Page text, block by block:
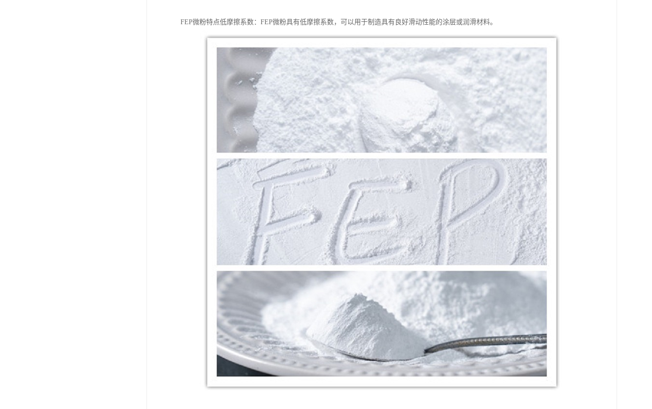
FEP微粉特点低摩擦系数：FEP微粉具有低摩擦系数，可以用于制造具有良好滑动性能的涂层或润滑材料。